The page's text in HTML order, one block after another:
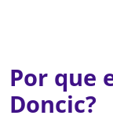
Por que
Doncic?